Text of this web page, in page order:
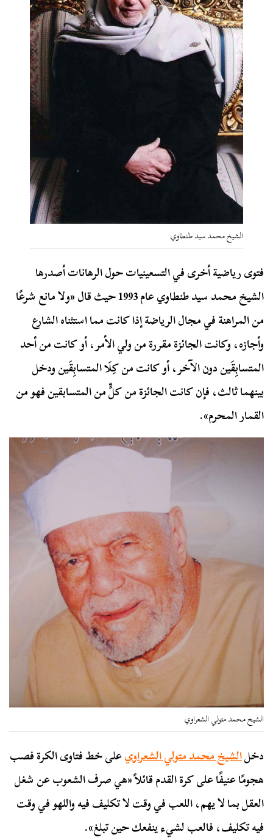
الشيخ محمد سيد طنطاوي
فتوى رياضية أخرى في التسعينيات حول الرهانات أصدرها
الشيخ محمد سيد طنطاوي عام 1993 حيث قال «ولا مانع شرعًا
من المراهنة في مجال الرياضة إذا كانت مما استثناه الشارع
وأجازه، وكانت الجائزة مقررة من ولي الأمر، أو كانت من أحد
المتسابِقَين دون الآخر، أو كانت من كِلَا المتسابِقَين ودخل
بينهما ثالث، فإن كانت الجائزة من كلٍّ من المتسابقين فهو من
القمار المحرم».
الشيخ محمد متولي الشعراوي
دخلالشيخ محمد متولي الشعراويعلى خط فتاوى الكرة فصب
هجومًا عنيفًا على كرة القدم قائلاً «هي صرف الشعوب عن شغل
العقل بما لا يهم، اللعب في وقت لا تكليف فيه واللهو في وقت
فيه تكليف، فالعب لشيء ينفعك حين تبلغ».